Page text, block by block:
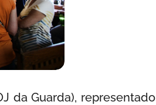
da Guarda), representado